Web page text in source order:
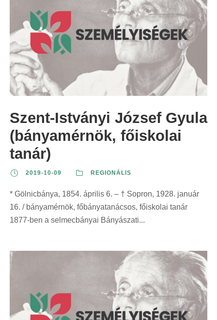
Szent-Istványi József Gyula
(bányamérnök, főiskolai
tanár)
2019-10-09 REGIONÁLIS
* Gölnicbánya, 1854. április 6. – † Sopron, 1928. január
16. / bányamérnök, főbányatanácsos, főiskolai tanár
1877-ben a selmecbányai Bányászati...